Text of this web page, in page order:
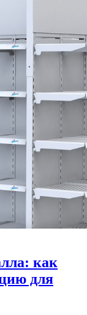
как
для